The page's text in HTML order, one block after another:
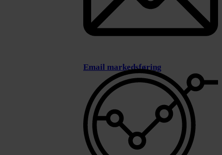
Email markedsføring